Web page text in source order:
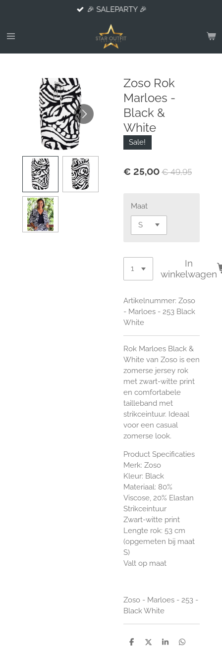
naar
hoofdinhoud
🎉 SALEPARTY 🎉
Zoso Rok
Marloes -
Black &
White
Sale!
€ 25,00 € 49,95
Maat
In
winkelwagen
Artikelnummer: Zoso
- Marloes - 253 Black
White
Rok Marloes Black &
White van Zoso is een
zomerse jersey rok
met zwart-witte print
en comfortabele
tailleband met
strikceintuur. Ideaal
voor een casual
zomerse look.
Product Specificaties
Merk: Zoso
Kleur: Black
Materiaal: 80%
Viscose, 20% Elastan
Strikceintuur
Zwart-witte print
Lengte rok: 53 cm
(opgemeten bij maat
S)
Valt op maat
Zoso - Marloes - 253 -
Black White
D
D
S
D